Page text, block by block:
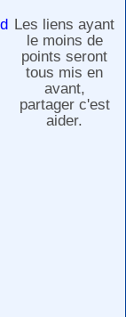
Les liens ayant
le moins de
points seront
tous mis en
avant,
partager c'est
aider.